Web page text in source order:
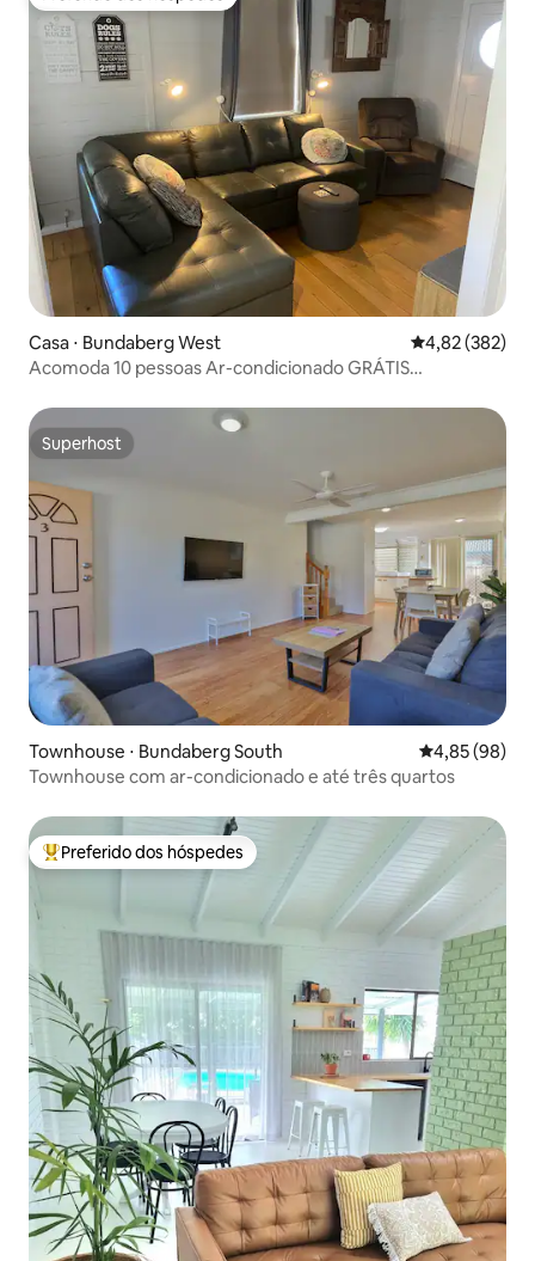
Casa ⋅ Bundaberg West 4,82 de uma
4,82 (382)
Acomoda 10 pessoas Ar-condicionado GRÁTIS
Superhost
Superhost
Townhouse ⋅ Bundaberg South 4,85 de uma
4,85 (98)
Townhouse com ar-condicionado e até três quartos
Entre os melhores preferidos dos hóspedes
Preferido dos hóspedes